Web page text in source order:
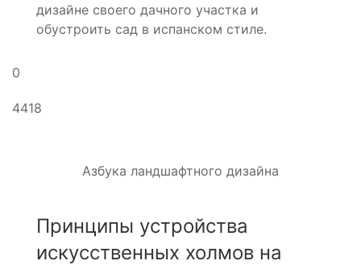
дизайне своего дачного участка и
обустроить сад в испанском стиле.
0
4418
Азбука ландшафтного дизайна
Принципы устройства
искусственных холмов на